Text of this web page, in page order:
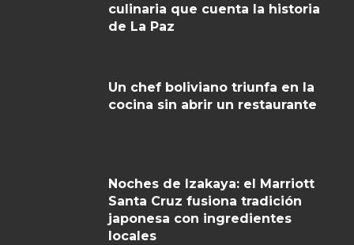
culinaria que cuenta la historia
de La Paz
Un chef boliviano triunfa en la
cocina sin abrir un restaurante
Noches de Izakaya: el Marriott
Santa Cruz fusiona tradición
japonesa con ingredientes
locales